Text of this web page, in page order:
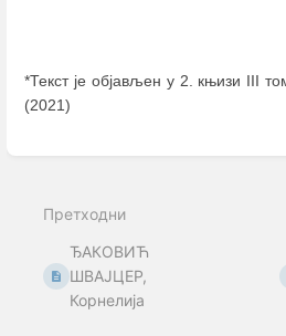
*Текст је објављен у 2. књизи III
(2021)
mode
Претходни
ЂАКОВИЋ
ШВАЈЦЕР,
Корнелија